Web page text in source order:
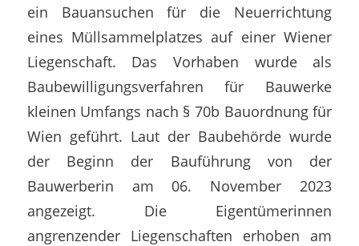
ein Bauansuchen für die Neuerrichtung
eines Müllsammelplatzes auf einer Wiener
Liegenschaft. Das Vorhaben wurde als
Baubewilligungsverfahren für Bauwerke
kleinen Umfangs nach § 70b Bauordnung für
Wien geführt. Laut der Baubehörde wurde
der Beginn der Bauführung von der
Bauwerberin am 06. November 2023
angezeigt. Die Eigentümerinnen
angrenzender Liegenschaften erhoben am